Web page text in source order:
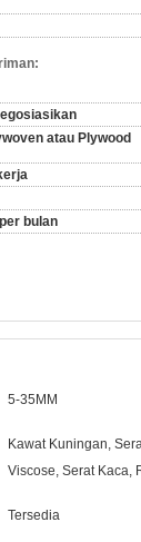
atau Plywood
bulan
5-35MM
Kawat Kuningan,
Viscose, Serat Kaca,
Tersedia